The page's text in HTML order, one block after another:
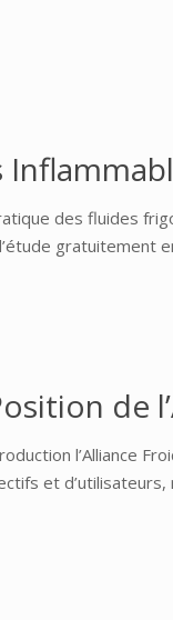
des fluides
gratuitement
de
l’Alliance
et